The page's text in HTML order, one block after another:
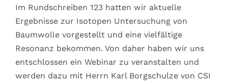
Im Rundschreiben 123 hatten wir aktuelle
Ergebnisse zur Isotopen Untersuchung von
Baumwolle vorgestellt und eine vielfältige
Resonanz bekommen. Von daher haben wir uns
entschlossen ein Webinar zu veranstalten und
werden dazu mit Herrn Karl Borgschulze von CSI